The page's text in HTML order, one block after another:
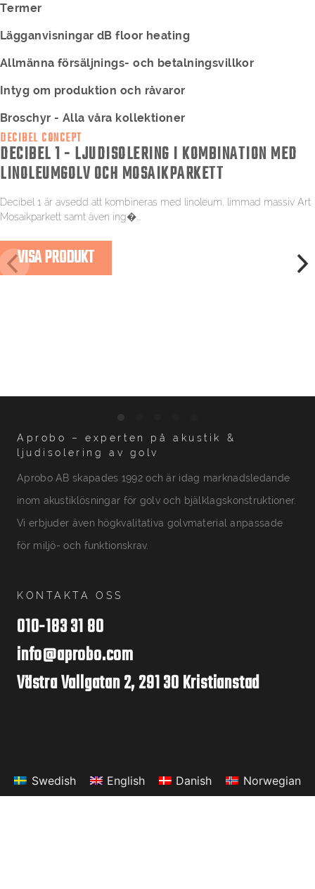
Termer
Lägganvisningar dB floor heating
Allmänna försäljnings- och betalningsvillkor
Intyg om produktion och råvaror
Broschyr - Alla våra kollektioner
DECIBEL CONCEPT
DECIBEL 1 - LJUDISOLERING I KOMBINATION MED
LINOLEUMGOLV OCH MOSAIKPARKETT
Decibel 1 är avsedd att kombineras med linoleum, limmad massiv Art
Mosaikparkett samt även ing�...
VISA PRODUKT
Aprobo – experten på akustik &
ljudisolering av golv
Aprobo AB skapades 1992 och är idag marknadsledande
inom akustiklösningar för golv och bjälklagskonstruktioner.
Vi erbjuder även högkvalitativa golvmaterial anpassade
för miljö- och funktionskrav.
KONTAKTA OSS
010-183 31 80
info@aprobo.com
Västra Vallgatan 2, 291 30 Kristianstad
Swedish English Danish Norwegian